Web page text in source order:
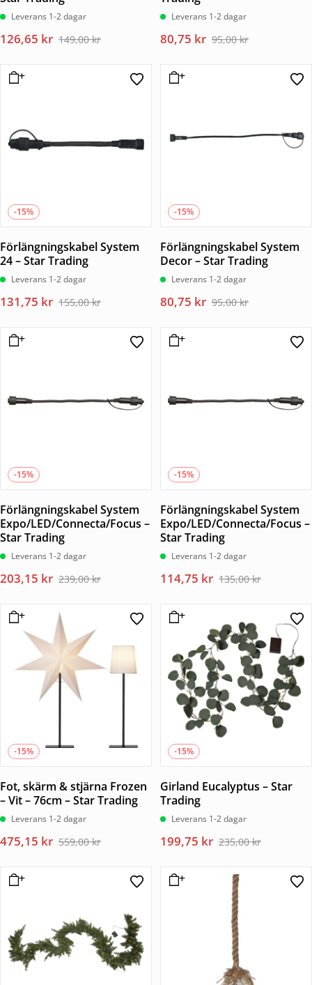
Leverans 1-2 dagar
149,00kr
Det
priset
var:
126,65 kr
Det
priset
är:
Leverans 1-2 dagar
95,00kr
Det
priset
var:
80,75 kr
Det
priset
är:
-15%
Förlängningskabel System
24 – Star Trading
Leverans 1-2 dagar
155,00kr
Det
priset
var:
131,75 kr
Det
priset
är:
-15%
Förlängningskabel System
Decor – Star Trading
Leverans 1-2 dagar
95,00kr
Det
priset
var:
80,75 kr
Det
priset
är:
-15%
Förlängningskabel System
Expo/LED/Connecta/Focus –
Star Trading
Leverans 1-2 dagar
239,00kr
Det
priset
var:
239,00 kr.
203,15 kr
Det
priset
är:
203,15 kr.
-15%
Förlängningskabel System
Expo/LED/Connecta/Focus –
Star Trading
Leverans 1-2 dagar
135,00kr
Det
priset
var:
135,00 kr.
114,75 kr
Det
priset
är:
114,75 kr.
-15%
Fot, skärm & stjärna Frozen
– Vit – 76cm – Star Trading
Leverans 1-2 dagar
559,00kr
Det
priset
var:
475,15 kr
Det
priset
är:
-15%
Girland Eucalyptus – Star
Trading
Leverans 1-2 dagar
235,00kr
Det
priset
var:
199,75 kr
Det
priset
är: